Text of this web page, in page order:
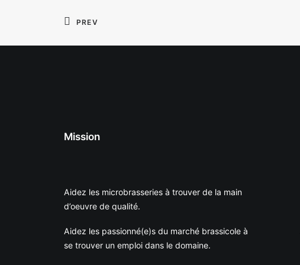
PREV
Mission
Aidez les microbrasseries à trouver de la main
d’oeuvre de qualité.
Aidez les passionné(e)s du marché brassicole à
se trouver un emploi dans le domaine.